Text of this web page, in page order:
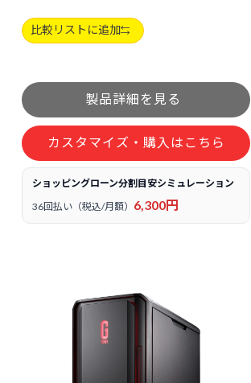
比較リストに追加
カスタマイズ・購入はこちら
ショッピングローン分割目安シミュレーション
36回払い（税込/月額） 6,300円